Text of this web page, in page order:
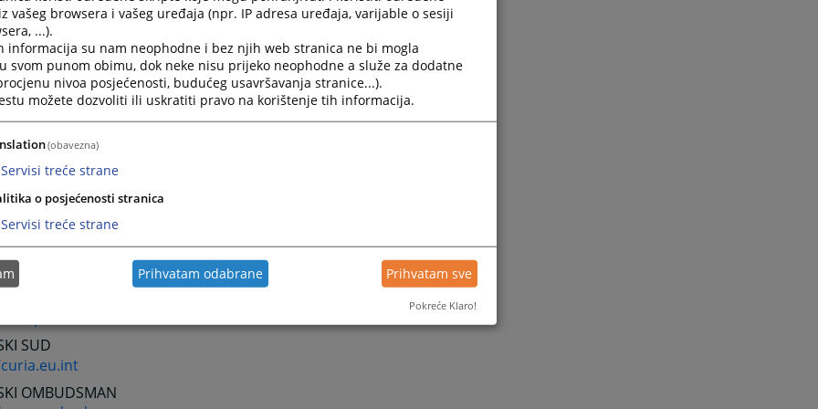
ORGANIZACIJE I SUDOVI
NACIJE
SUD PRAVDE
cij.org
KRIVIČNI TRIBUNAL U HAGU
www.un.org/icty
KRIVIČNI SUD
PRAVO I INSTITUCIJE
SUD
OMBUDSMAN
vašeg browsera i vašeg uređaja (npr. IP adresa uređaja, varijable o sesiji
...).
informacija su nam neophodne i bez njih web stranica ne bi mogla
svom punom obimu, dok neke nisu prijeko neophodne a služe za dodatne
nivoa posjećenosti, budućeg usavršavanja stranice...).
možete dozvoliti ili uskratiti pravo na korištenje tih informacija.
(obavezna)
Servisi treće strane
o posjećenosti stranica
Servisi treće strane
Prihvatam odabrane Prihvatam sve
Pokreće Klaro!